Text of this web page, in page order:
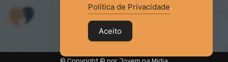
Política de Privacidade.
Aceito